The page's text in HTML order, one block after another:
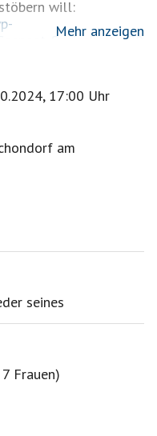
Gruppe im
Müsis
um Verständnis.
muss, aber
Mehr anzeigen
17:00 Uhr
am
seines
7 Frauen)